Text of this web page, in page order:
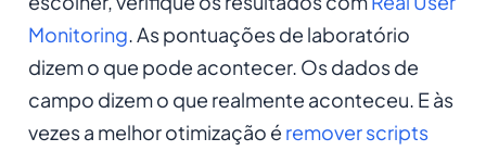
Monitoring. As pontuações de laboratório
dizem o que pode acontecer. Os dados de
campo dizem o que realmente aconteceu. E às
vezes a melhor otimização é remover scripts